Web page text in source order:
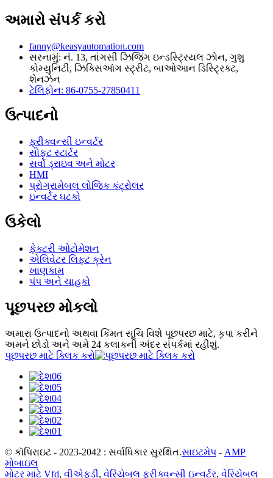
અમારો સંપર્ક કરો
fanny@keasyautomation.com
સરનામું: નં. 13, તાંગસી ઝિજિંગ ઇન્ડસ્ટ્રિયલ ઝોન, ગુશુ
કોમ્યુનિટી, ઝિક્સિઆંગ સ્ટ્રીટ, બાઓઆન ડિસ્ટ્રિક્ટ,
શેનઝેન
ટેલિફોન: 86-0755-27850411
ઉત્પાદનો
ફ્રીક્વન્સી ઇન્વર્ટર
સોફ્ટ સ્ટાર્ટર
સર્વો ડ્રાઇવ અને મોટર
HMI
પ્રોગ્રામેબલ લોજિક કંટ્રોલર
ઇન્વર્ટર ઘટકો
ઉકેલો
ફેક્ટરી ઓટોમેશન
એલિવેટર લિફ્ટ ક્રેન
ખાણકામ
પંપ અને ચાહકો
પૂછપરછ મોકલો
અમારા ઉત્પાદનો અથવા કિંમત સૂચિ વિશે પૂછપરછ માટે, કૃપા કરીને
અમને છોડો અને અમે 24 કલાકની અંદર સંપર્કમાં રહીશું.
પૂછપરછ માટે ક્લિક કરો
© કૉપિરાઇટ - 2023-2042 : સર્વાધિકાર સુરક્ષિત.સાઇટમેપ - AMP
મોબાઇલ
મોટર માટે Vfd, વીએફડી, વેરિયેબલ ફ્રીક્વન્સી ઇન્વર્ટર, વેરિયેબલ